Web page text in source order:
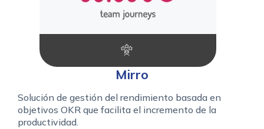
Mirro
Solución de gestión del rendimiento basada en
objetivos OKR que facilita el incremento de la
productividad.